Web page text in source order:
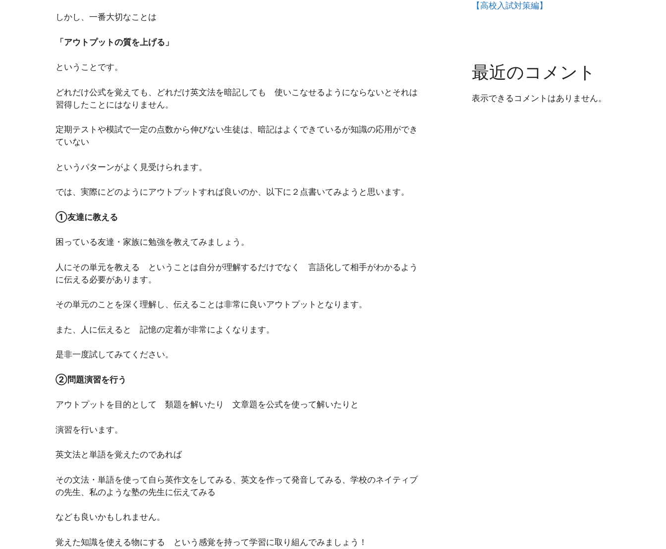
しかし、一番大切なことは
「アウトプットの質を上げる」
ということです。
どれだけ公式を覚えても、どれだけ英文法を暗記しても 使いこなせるようにならないとそれは
習得したことにはなりません。
定期テストや模試で一定の点数から伸びない生徒は、暗記はよくできているが知識の応用ができ
ていない
というパターンがよく見受けられます。
では、実際にどのようにアウトプットすれば良いのか、以下に２点書いてみようと思います。
①友達に教える
困っている友達・家族に勉強を教えてみましょう。
人にその単元を教える ということは自分が理解するだけでなく 言語化して相手がわかるよう
に伝える必要があります。
その単元のことを深く理解し、伝えることは非常に良いアウトプットとなります。
また、人に伝えると 記憶の定着が非常によくなります。
是非一度試してみてください。
②問題演習を行う
アウトプットを目的として 類題を解いたり 文章題を公式を使って解いたりと
演習を行います。
英文法と単語を覚えたのであれば
その文法・単語を使って自ら英作文をしてみる、英文を作って発音してみる、学校のネイティブ
の先生、私のような塾の先生に伝えてみる
なども良いかもしれません。
覚えた知識を使える物にする という感覚を持って学習に取り組んでみましょう！
【高校入試対策編】
最近のコメント
表示できるコメントはありません。